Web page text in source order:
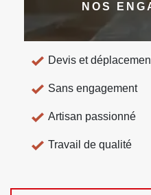
NOS
Devis et
Sans engagement
Artisan passionné
Travail de qualité